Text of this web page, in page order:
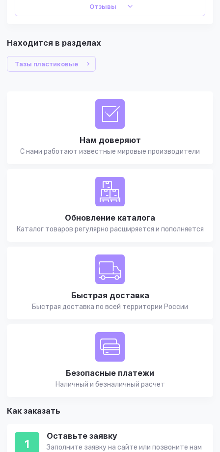
Отзывы
Находится в разделах
Тазы пластиковые
Нам доверяют
С нами работают известные мировые производители
Обновление каталога
Каталог товаров регулярно расширяется и пополняется
Быстрая доставка
Быстрая доставка по всей территории России
Безопасные платежи
Наличный и безналичный расчет
Как заказать
1
Оставьте заявку
Заполните заявку на сайте или позвоните нам